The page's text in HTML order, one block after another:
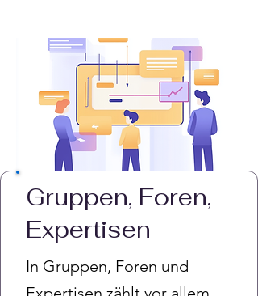
Gruppen, Foren,
Expertisen
In Gruppen, Foren und